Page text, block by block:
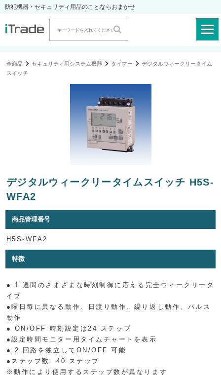
防犯機器・セキュリティ用品のことならおまかせ
全商品 セキュリティ用システム機器 タイマー
デジタルウィークリータイム
スイッチ
デジタルウィークリータイムスイッチ H5S-
WFA2
商品管理番号
H5S-WFA2
特徴
● 1 週間のさまざまな時刻制御に応える完全ウィークリータ
イプ
●曜日毎に異なる動作、日渡り動作、繰り返し動作、パルス
動作
● ON/OFF 時刻設定は24 ステップ
●設定時間モニター用タイムチャートを表示
● 2 回路を独立してON/OFF 可能
●ステップ数: 40 ステップ
※動作により使用するステップ数が異なります